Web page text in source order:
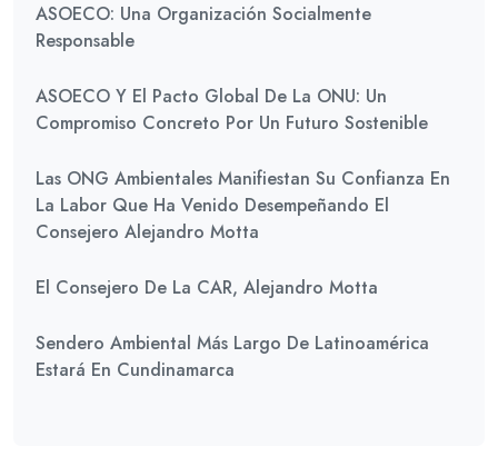
ASOECO: Una Organización Socialmente
Responsable
ASOECO Y El Pacto Global De La ONU: Un
Compromiso Concreto Por Un Futuro Sostenible
Las ONG Ambientales Manifiestan Su Confianza En
La Labor Que Ha Venido Desempeñando El
Consejero Alejandro Motta
El Consejero De La CAR, Alejandro Motta
Sendero Ambiental Más Largo De Latinoamérica
Estará En Cundinamarca